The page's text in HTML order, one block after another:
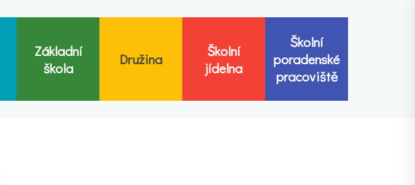
Základní
škola
Družina
Školní
jídelna
Školní
poradenské
pracoviště